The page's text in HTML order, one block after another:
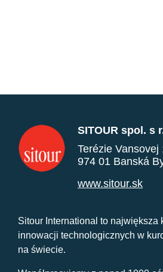
SITOUR spol. s
Terézie Vansovej
974 01 Banská
www.sitour.sk
Sitour International to największa
innowacji technologicznych w
na świecie.